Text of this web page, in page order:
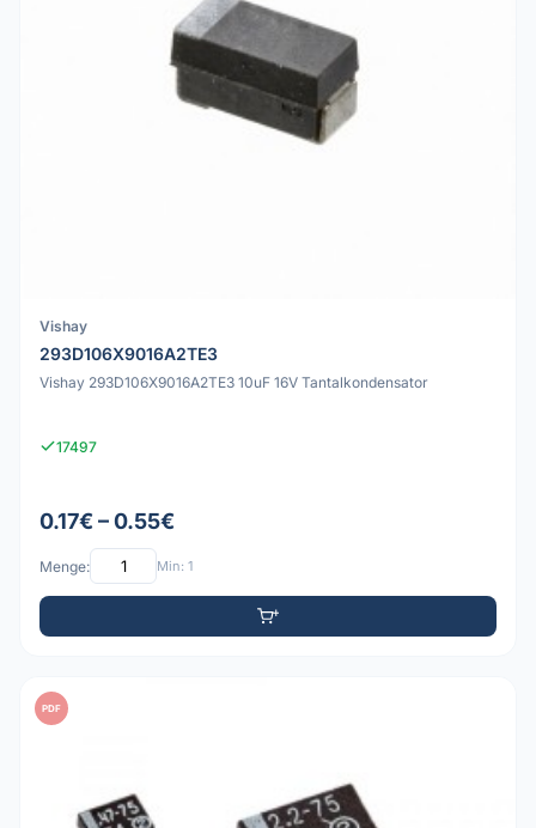
Vishay
293D106X9016A2TE3
Vishay 293D106X9016A2TE3 10uF 16V Tantalkondensator
17497
0.17€ – 0.55€
Menge: Min: 1
PDF